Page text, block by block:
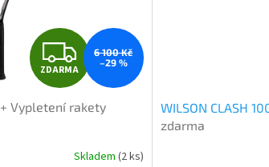
Z
D
A
R
ZDARMA
6 100 Kč
–29 %
+ Vypletení rakety
Skladem (2 ks)
WILSON CLASH
zdarma